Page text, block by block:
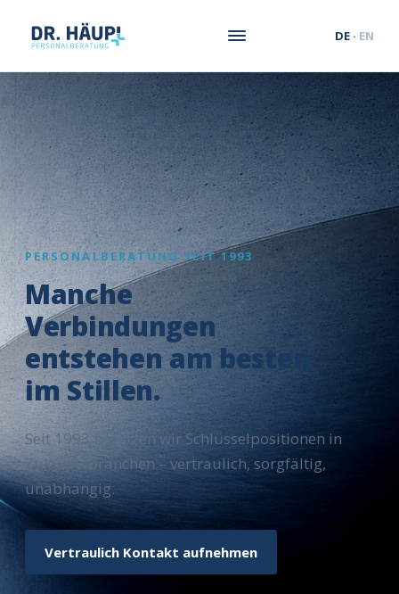
DE· EN
PERSONALBERATUNG SEIT 1993
Manche
Verbindungen
entstehen am besten
im Stillen.
Seit 1993 besetzen wir Schlüsselpositionen in
Zukunftsbranchen – vertraulich, sorgfältig,
unabhängig.
Vertraulich Kontakt aufnehmen